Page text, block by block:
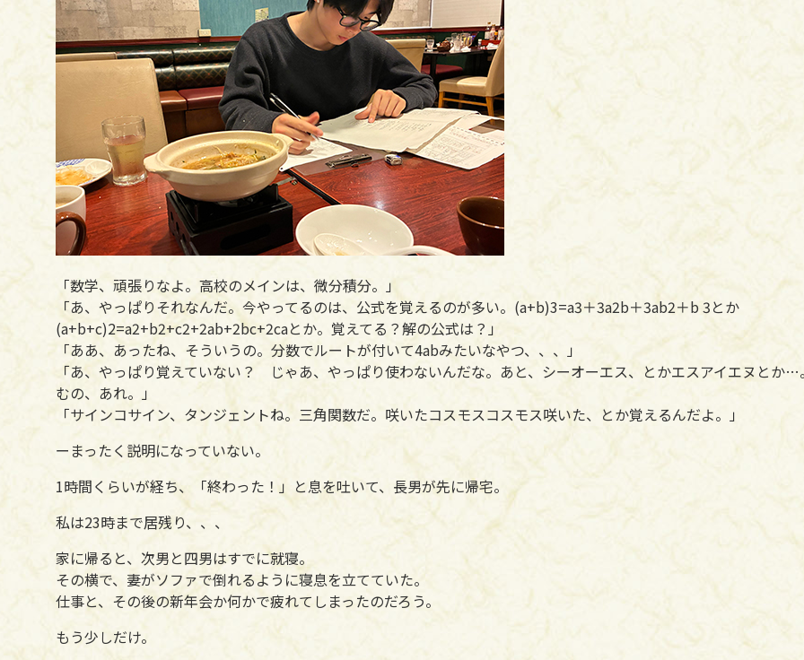
「数学、頑張りなよ。高校のメインは、微分積分。」
「あ、やっぱりそれなんだ。今やってるのは、公式を覚えるのが多い。(a+b)3=a3＋3a2b＋3ab2＋b 3とか
(a+b+c)2=a2+b2+c2+2ab+2bc+2caとか。覚えてる？解の公式は？」
「ああ、あったね、そういうの。分数でルートが付いて4abみたいなやつ、、、」
「あ、やっぱり覚えていない？ じゃあ、やっぱり使わないんだな。あと、シーオーエス、とかエスアイエヌとか…
むの、あれ。」
「サインコサイン、タンジェントね。三角関数だ。咲いたコスモスコスモス咲いた、とか覚えるんだよ。」
ーまったく説明になっていない。
1時間くらいが経ち、「終わった！」と息を吐いて、長男が先に帰宅。
私は23時まで居残り、、、
家に帰ると、次男と四男はすでに就寝。
その横で、妻がソファで倒れるように寝息を立てていた。
仕事と、その後の新年会か何かで疲れてしまったのだろう。
もう少しだけ。